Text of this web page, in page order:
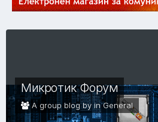
Микротик Форум
A group blog by inGeneral